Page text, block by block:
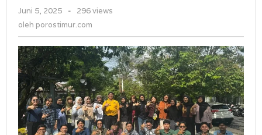
PPM
Kolaborasi
Juni 5, 2025
oleh
-
296 views
oleh porostimur.com